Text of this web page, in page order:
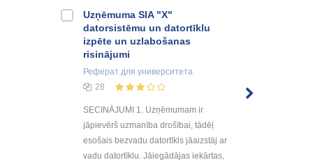
Uzņēmuma SIA "X"
datorsistēmu un datortīklu
izpēte un uzlabošanas
risinājumi
Реферат для университета
28
SECINĀJUMI 1. Uzņēmumam ir
jāpievērš uzmanība drošībai, tādēļ
esošais bezvadu datortīkls jāaizstāj ar
vadu datortīklu. Jāiegādājas iekārtas,